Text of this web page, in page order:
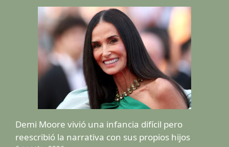
Demi Moore vivió una infancia difícil pero
reescribió la narrativa con sus propios hijos